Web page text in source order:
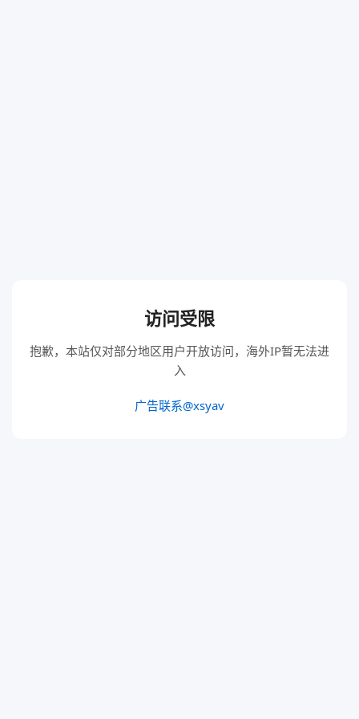
访问受限
抱歉，本站仅对部分地区用户开放访问，海外IP暂无法进
入
广告联系@xsyav